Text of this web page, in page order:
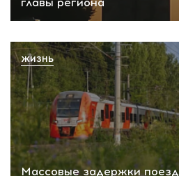
главы региона
Массовые задержки
ЖИЗНЬ